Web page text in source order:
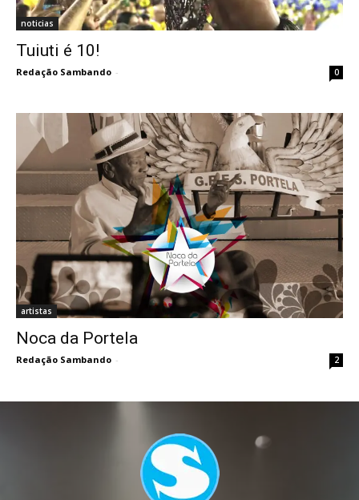
noticias
Tuiuti é 10!
Redação Sambando - 0
artistas
Noca da Portela
Redação Sambando - 2